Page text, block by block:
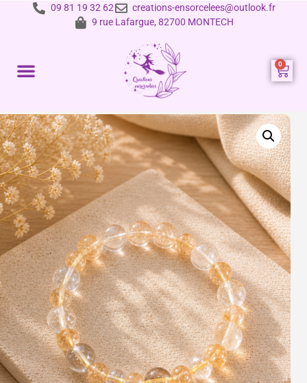
09 81 19 32 62
creations-ensorcelees@outlook.fr
9 rue Lafargue, 82700 MONTECH